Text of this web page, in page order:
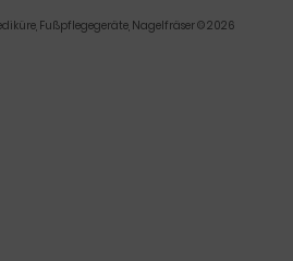
Fußpflegegeräte, Nagelfräser © 2026